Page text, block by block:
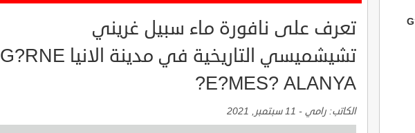
تعرف على نافورة ماء سبيل غريني
تشيشميسي التاريخية في مدينة الانيا G?RNE
?E?MES? ALANYA
الكاتب: رامي - 11 سبتمبر, 2021